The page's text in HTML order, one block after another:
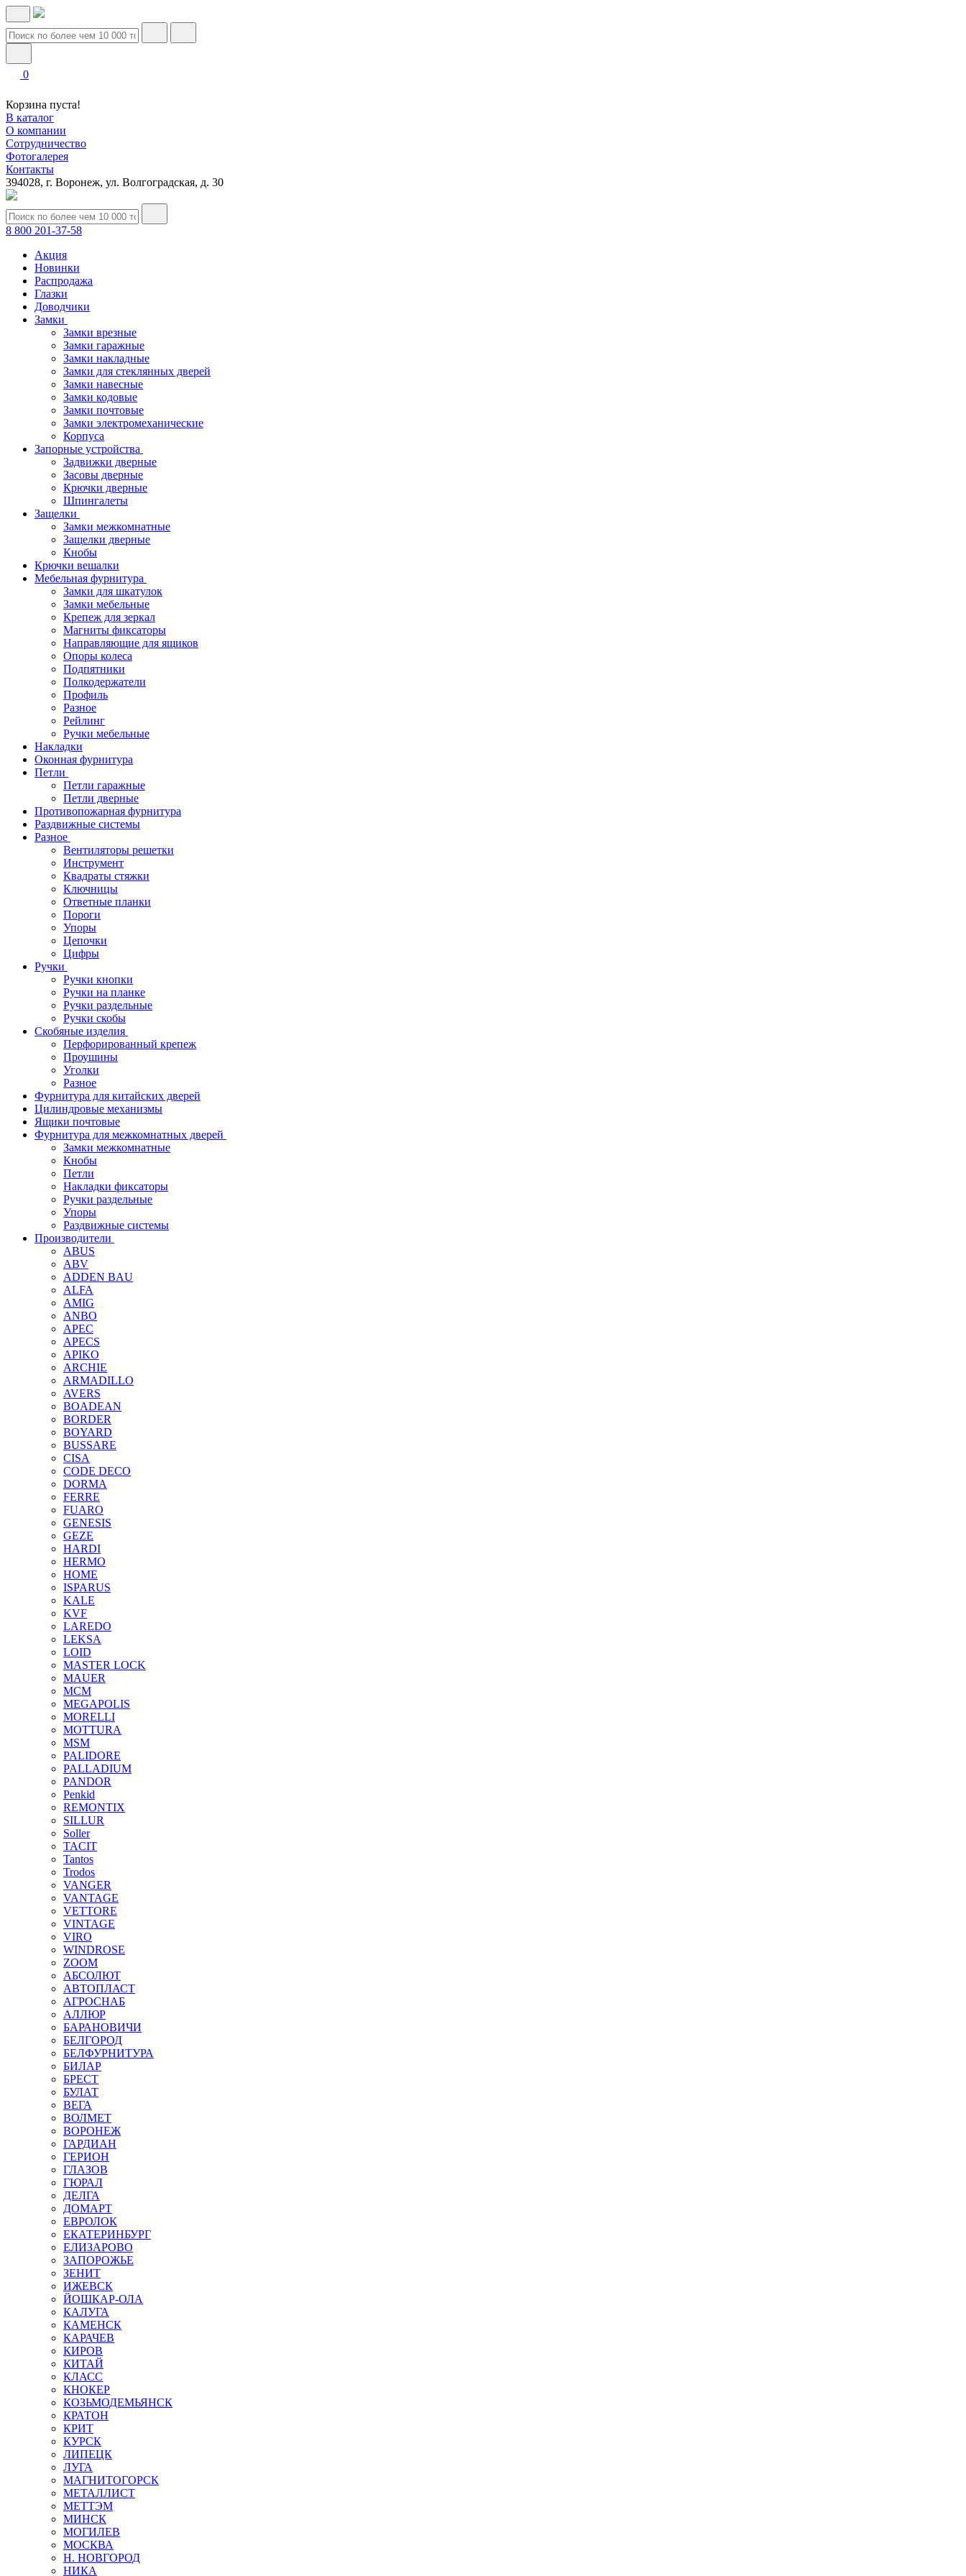
0
Корзина пуста!
В каталог
О компании
Сотрудничество
Фотогалерея
Контакты
394028, г. Воронеж, ул. Волгоградская, д. 30
8 800 201-37-58
Акция
Новинки
Распродажа
Глазки
Доводчики
Замки
Замки врезные
Замки гаражные
Замки накладные
Замки для стеклянных дверей
Замки навесные
Замки кодовые
Замки почтовые
Замки электромеханические
Корпуса
Запорные устройства
Задвижки дверные
Засовы дверные
Крючки дверные
Шпингалеты
Защелки
Замки межкомнатные
Защелки дверные
Кнобы
Крючки вешалки
Мебельная фурнитура
Замки для шкатулок
Замки мебельные
Крепеж для зеркал
Магниты фиксаторы
Направляющие для ящиков
Опоры колеса
Подпятники
Полкодержатели
Профиль
Разное
Рейлинг
Ручки мебельные
Накладки
Оконная фурнитура
Петли
Петли гаражные
Петли дверные
Противопожарная фурнитура
Раздвижные системы
Разное
Вентиляторы решетки
Инструмент
Квадраты стяжки
Ключницы
Ответные планки
Пороги
Упоры
Цепочки
Цифры
Ручки
Ручки кнопки
Ручки на планке
Ручки раздельные
Ручки скобы
Скобяные изделия
Перфорированный крепеж
Проушины
Уголки
Разное
Фурнитура для китайских дверей
Цилиндровые механизмы
Ящики почтовые
Фурнитура для межкомнатных дверей
Замки межкомнатные
Кнобы
Петли
Накладки фиксаторы
Ручки раздельные
Упоры
Раздвижные системы
Производители
ABUS
ABV
ADDEN BAU
ALFA
AMIG
ANBO
APEC
APECS
APIKO
ARCHIE
ARMADILLO
AVERS
BOADEAN
BORDER
BOYARD
BUSSARE
CISA
CODE DECO
DORMA
FERRE
FUARO
GENESIS
GEZE
HARDI
HERMO
HOMЕ
ISPARUS
KALE
KVF
LAREDO
LEKSA
LOID
MASTER LOCK
MAUER
MCM
MEGAPOLIS
MORELLI
MOTTURA
MSM
PALIDORE
PALLADIUM
PANDOR
Penkid
REMONTIX
SILLUR
Soller
TACIT
Tantos
Trodos
VANGER
VANTAGE
VETTORE
VINTAGE
VIRO
WINDROSE
ZOOM
АБСОЛЮТ
АВТОПЛАСТ
АГРОСНАБ
АЛЛЮР
БАРАНОВИЧИ
БЕЛГОРОД
БЕЛФУРНИТУРА
БИЛАР
БРЕСТ
БУЛАТ
ВЕГА
ВОЛМЕТ
ВОРОНЕЖ
ГАРДИАН
ГЕРИОН
ГЛАЗОВ
ГЮРАЛ
ДЕЛГА
ДОМАРТ
ЕВРОЛОК
ЕКАТЕРИНБУРГ
ЕЛИЗАРОВО
ЗАПОРОЖЬЕ
ЗЕНИТ
ИЖЕВСК
ЙОШКАР-ОЛА
КАЛУГА
КАМЕНСК
КАРАЧЕВ
КИРОВ
КИТАЙ
КЛАСС
КНОКЕР
КОЗЬМОДЕМЬЯНСК
КРАТОН
КРИТ
КУРСК
ЛИПЕЦК
ЛУГА
МАГНИТОГОРСК
МЕТАЛЛИСТ
МЕТТЭМ
МИНСК
МОГИЛЕВ
МОСКВА
Н. НОВГОРОД
НИКА